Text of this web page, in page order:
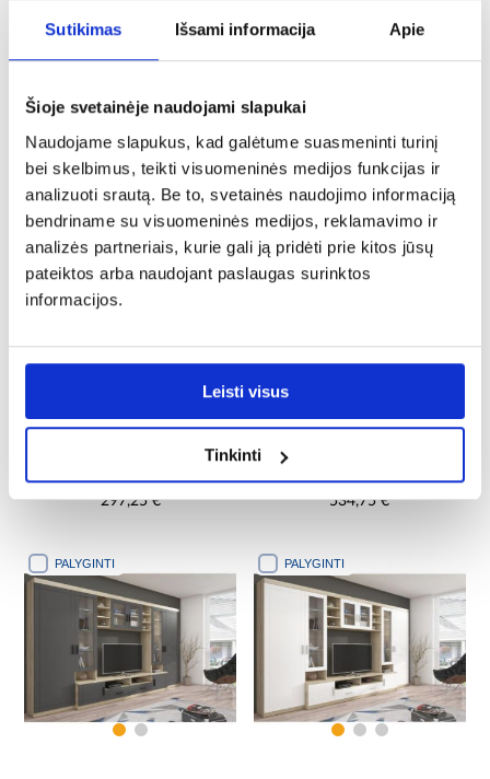
Sutikimas Išsami informacija Apie
Šioje svetainėje naudojami slapukai
Naudojame slapukus, kad galėtume suasmeninti turinį
bei skelbimus, teikti visuomeninės medijos funkcijas ir
analizuoti srautą. Be to, svetainės naudojimo informaciją
bendriname su visuomeninės medijos, reklamavimo ir
analizės partneriais, kurie gali ją pridėti prie kitos jūsų
pateiktos arba naudojant paslaugas surinktos
informacijos.
Leisti visus
Tinkinti
297,25 € 297,25 €
297,25 €
PALYGINTI
Sekcija Arco balta + ąžuolo
534,75 €
PALYGINTI PALYGINTI